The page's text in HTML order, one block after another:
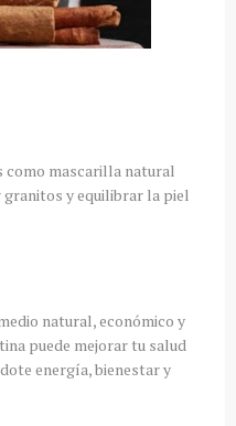
como mascarilla natural
y equilibrar la piel
natural, económico y
puede mejorar tu salud
energía, bienestar y